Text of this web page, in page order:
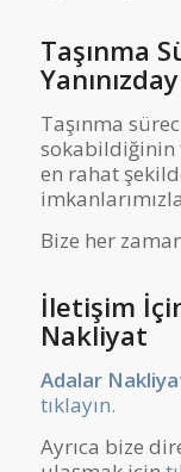
Taşınma
Taşınma
sokabildiğinin
en rahat
Bize her
İletişim
Nakliyat
Adalar
tıklayın.
Ayrıca bize